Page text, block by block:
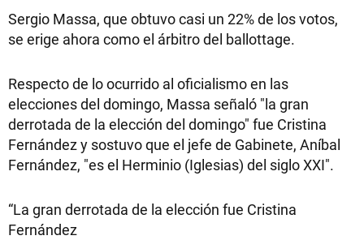
Sergio Massa, que obtuvo casi un 22% de los votos,
se erige ahora como el árbitro del ballottage.
Respecto de lo ocurrido al oficialismo en las
elecciones del domingo, Massa señaló "la gran
derrotada de la elección del domingo" fue Cristina
Fernández y sostuvo que el jefe de Gabinete, Aníbal
Fernández, "es el Herminio (Iglesias) del siglo XXI".
“La gran derrotada de la elección fue Cristina
Fernández